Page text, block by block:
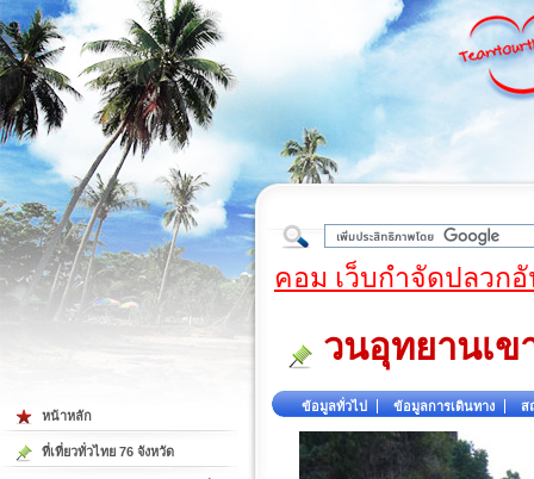
ต้
คอม เว็บกำจัดปลวก
วนอุทยานเข
ข้อมูลทั่วไป ข้อมูลการเดินทาง ส
หน้าหลัก
ที่เที่ยวทั่วไทย 76 จังหวัด